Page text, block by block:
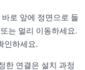
로 앞에 정면으로 들
는 멀리 이동하세요.
인하세요.
한 연결은 설치 과정